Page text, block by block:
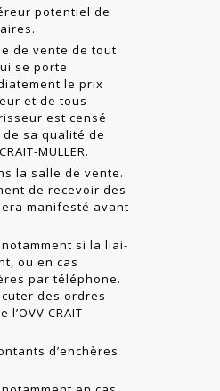
potentiel de
de vente de tout
se porte
le prix
et de tous
est censé
sa qualité de
MULLER.
la salle de vente.
de recevoir des
manifesté avant
notamment si la liai­
ou en cas
par téléphone.
des ordres
CRAIT-
d’enchères